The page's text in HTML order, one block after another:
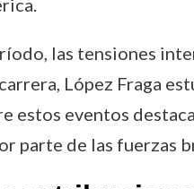
las tensiones
López Fraga
estos eventos
parte de las fuerzas